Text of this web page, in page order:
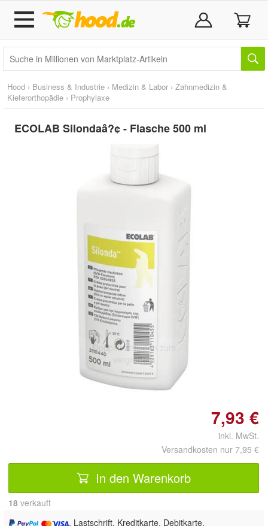
Hood › Business & Industrie › Medizin & Labor › Zahnmedizin &
Kieferorthopädie › Prophylaxe
ECOLAB Silondaâ?¢ - Flasche 500 ml
Doppelt antippen zum
vergrößern
7,93 €
inkl. MwSt.
Versandkosten nur 7,95 €
In den Warenkorb
18 verkauft
, Lastschrift, Kreditkarte, Debitkarte,